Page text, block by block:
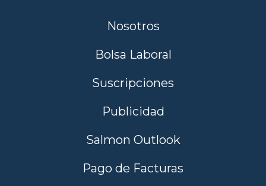
Nosotros
Bolsa Laboral
Suscripciones
Publicidad
Salmon Outlook
Pago de Facturas